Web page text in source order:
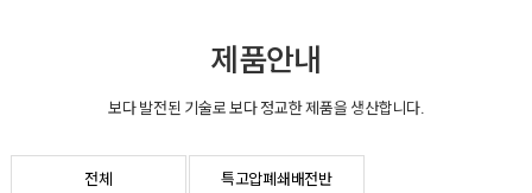
제품안내
보다 발전된 기술로 보다 정교한 제품을 생산합니다.
전체 특고압폐쇄배전반